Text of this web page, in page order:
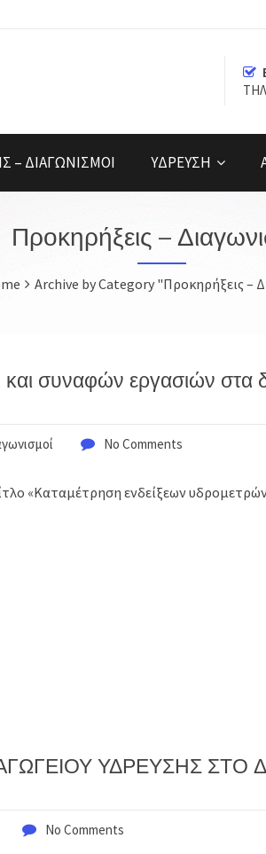
– ΔΙΑΓΩΝΙΣΜΟΙ ΥΔΡΕΥΣΗ
Προκηρήξεις –
Archive by Category "Προκηρήξεις –
συναφών εργασιών στα
No Comments
«Καταμέτρηση ενδείξεων
ΥΔΡΕΥΣΗΣ ΣΤΟ
No Comments